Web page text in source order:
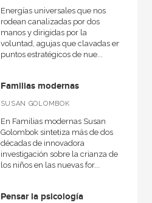
Energías universales que nos
rodean canalizadas por dos
manos y dirigidas por la
voluntad, agujas que clavadas en
puntos estratégicos de nue...
Familias modernas
SUSAN GOLOMBOK
En Familias modernas Susan
Golombok sintetiza más de dos
décadas de innovadora
investigación sobre la crianza de
los niños en las nuevas for...
Pensar la psicología